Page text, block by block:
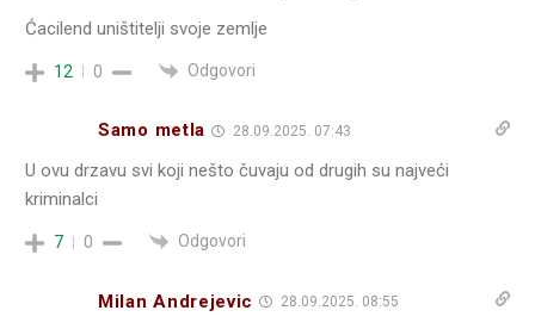
Ćacilend uništitelji svoje zemlje
12 0 Odgovori
Samo metla 28.09.2025. 07:43
U ovu drzavu svi koji nešto čuvaju od drugih su najveći
kriminalci
7 0 Odgovori
Milan Andrejevic 28.09.2025. 08:55